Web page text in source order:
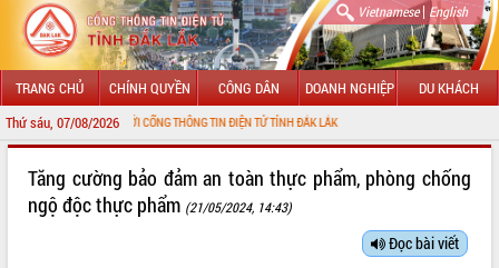
Vietnamese| English
TRANG CHỦ CHÍNH QUYỀN CÔNG DÂN DOANH NGHIỆP DU KHÁCH
Thứ sáu, 07/08/2026
MỪNG ĐẾN VỚI CỔNG THÔNG TIN ĐIỆN TỬ TỈNH ĐẮK LẮK
LÃNH ĐẠO UBND TỈNH
Tăng cường bảo đảm an toàn thực phẩm, phòng chống
ngộ độc thực phẩm (21/05/2024, 14:43)
Đọc bài viết